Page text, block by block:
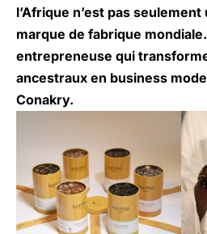
l’Afrique n’est pas
marque de fabrique
entrepreneuse qui
ancestraux en business
Conakry.